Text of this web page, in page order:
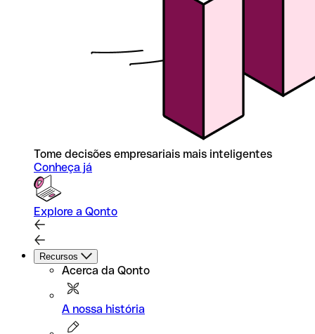
Tome decisões empresariais mais inteligentes
Conheça já
Explore a Qonto
Recursos
Acerca da Qonto
A nossa história